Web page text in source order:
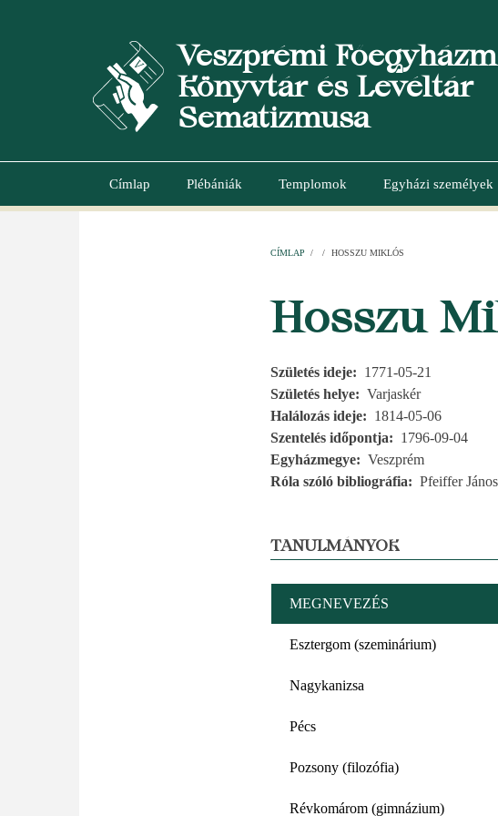
Veszprémi
Könyvtár és Levéltár
Sematizmusa
Main
Címlap Plébániák Templomok Egyházi személyek
CÍMLAP / / HOSSZU MIKLÓS
Hosszu
Születés ideje
1771-05-21
Születés helye
Varjaskér
Halálozás ideje
1814-05-06
Szentelés időpontja
1796-09-04
Egyházmegye
Veszprém
Róla szóló bibliográfia
Pfeiffer
TANULMÁNYOK
MEGNEVEZÉS
Esztergom (szeminárium)
Nagykanizsa
Pécs
Pozsony (filozófia)
Révkomárom (gimnázium)